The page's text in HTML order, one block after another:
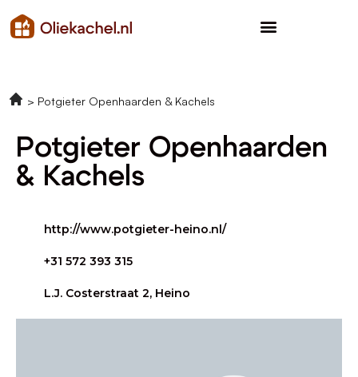
Potgieter Openhaarden & Kachels
Potgieter Openhaarden
& Kachels
http://www.potgieter-heino.nl/
+31 572 393 315
L.J. Costerstraat 2, Heino